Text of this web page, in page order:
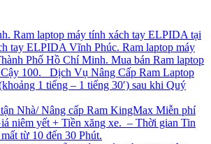
Ram laptop máy tính xách tay ELPIDA tại
tay ELPIDA Vĩnh Phúc. Ram laptop máy
Phố Hồ Chí Minh. Mua bán Ram laptop
100. Dịch Vụ Nâng Cấp Ram Laptop
1 tiếng – 1 tiếng 30′) sau khi Quý
Nhà/ Nâng cấp Ram KingMax Miễn phí
niêm yết + Tiền xăng xe. – Thời gian Tin
từ 10 đến 30 Phút.